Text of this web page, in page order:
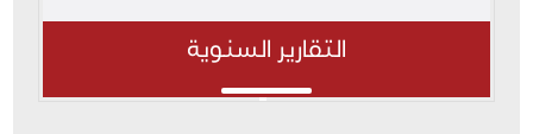
التقارير السنوية